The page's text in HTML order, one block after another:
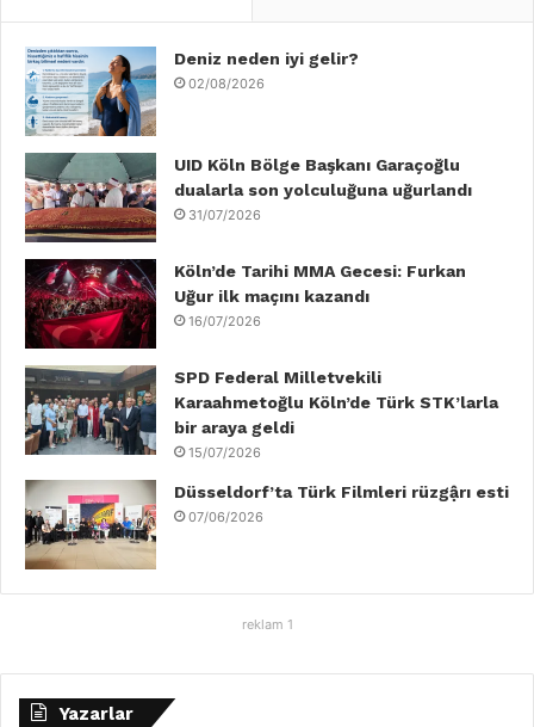
b
o
o
k
t
r
e
I
n
u
e
r
Deniz neden iyi gelir?
02/08/2026
UID Köln Bölge Başkanı Garaçoğlu
dualarla son yolculuğuna uğurlandı
31/07/2026
Köln’de Tarihi MMA Gecesi: Furkan
Uğur ilk maçını kazandı
16/07/2026
SPD Federal Milletvekili
Karaahmetoğlu Köln’de Türk STK’larla
bir araya geldi
15/07/2026
Düsseldorf’ta Türk Filmleri rüzgậrı esti
07/06/2026
reklam 1
Yazarlar